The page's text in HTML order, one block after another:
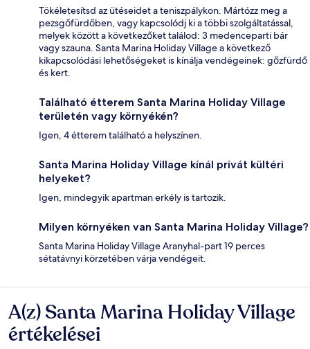
Tökéletesítsd az ütéseidet a teniszpálykon. Mártózz meg a
pezsgőfürdőben, vagy kapcsolódj ki a többi szolgáltatással,
melyek között a következőket találod: 3 medenceparti bár
vagy szauna. Santa Marina Holiday Village a következő
kikapcsolódási lehetőségeket is kínálja vendégeinek: gőzfürdő
és kert.
Található étterem Santa Marina Holiday Village
területén vagy környékén?
Igen, 4 étterem található a helyszínen.
Santa Marina Holiday Village kínál privát kültéri
helyeket?
Igen, mindegyik apartman erkély is tartozik.
Milyen környéken van Santa Marina Holiday Village?
Santa Marina Holiday Village Aranyhal-part 19 perces
sétatávnyi körzetében várja vendégeit.
Értékelések
A(z) Santa Marina Holiday Village
értékelései